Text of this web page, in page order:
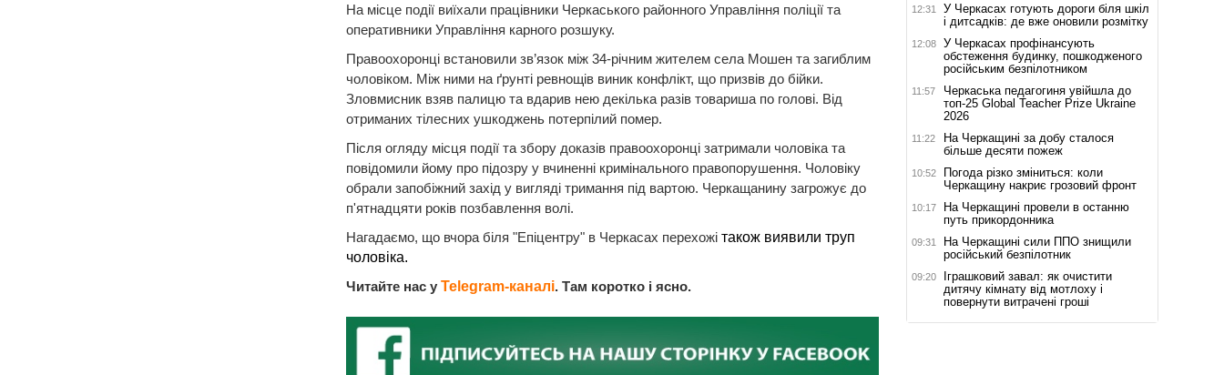
На місце події виїхали працівники Черкаського районного Управління поліції та
оперативники Управління карного розшуку.
Правоохоронці встановили зв’язок між 34-річним жителем села Мошен та загиблим
чоловіком. Між ними на ґрунті ревнощів виник конфлікт, що призвів до бійки.
Зловмисник взяв палицю та вдарив нею декілька разів товариша по голові. Від
отриманих тілесних ушкоджень потерпілий помер.
Після огляду місця події та збору доказів правоохоронці затримали чоловіка та
повідомили йому про підозру у вчиненні кримінального правопорушення. Чоловіку
обрали запобіжний захід у вигляді тримання під вартою. Черкащанину загрожує до
п'ятнадцяти років позбавлення волі.
Нагадаємо, що вчора біля "Епіцентру" в Черкасах перехожі також виявили труп
чоловіка.
Читайте нас у Telegram-каналі. Там коротко і ясно.
12:31
У Черкасах готують дороги біля шкіл
і дитсадків: де вже оновили розмітку
12:08
У Черкасах профінансують
обстеження будинку, пошкодженого
російським безпілотником
11:57
Черкаська педагогиня увійшла до
топ-25 Global Teacher Prize Ukraine
2026
11:22
На Черкащині за добу сталося
більше десяти пожеж
10:52
Погода різко зміниться: коли
Черкащину накриє грозовий фронт
10:17
На Черкащині провели в останню
путь прикордонника
09:31
На Черкащині сили ППО знищили
російський безпілотник
09:20
Іграшковий завал: як очистити
дитячу кімнату від мотлоху і
повернути витрачені гроші